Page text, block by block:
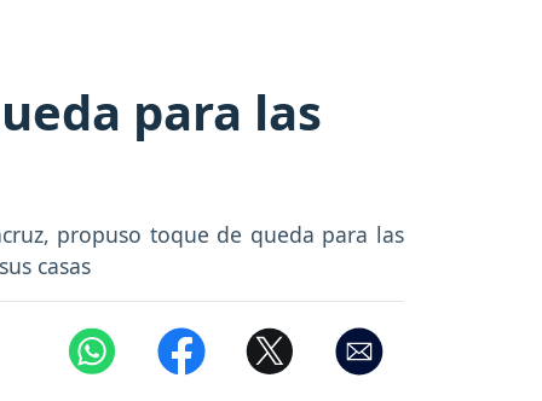
para las
propuso toque de queda para las
casas